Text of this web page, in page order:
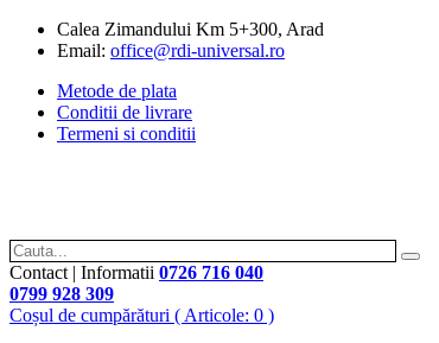
Calea Zimandului Km 5+300, Arad
Email: office@rdi-universal.ro
Metode de plata
Conditii de livrare
Termeni si conditii
Contact | Informatii 0726 716 040
0799 928 309
Coșul de cumpărături ( Articole: 0 )